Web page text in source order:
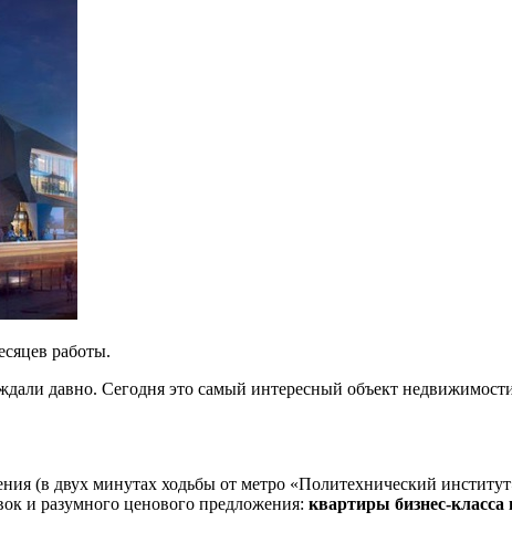
работы.
давно. Сегодня это самый интересный объект
(в двух минутах ходьбы от метро «Политехнический
и разумного ценового предложения: квартиры бизнес-